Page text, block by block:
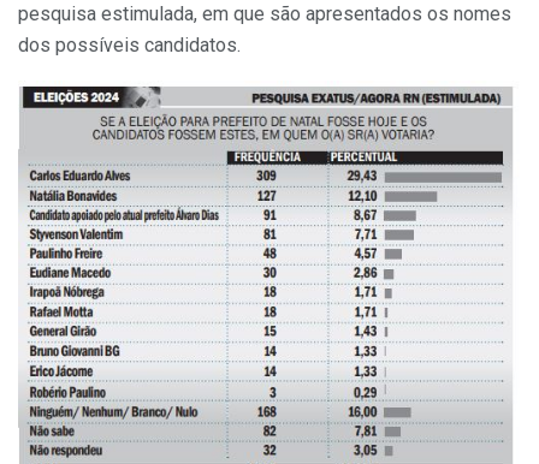
pesquisa estimulada, em que são apresentados os nomes
dos possíveis candidatos.